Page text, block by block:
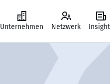
Unternehmen Netzwerk